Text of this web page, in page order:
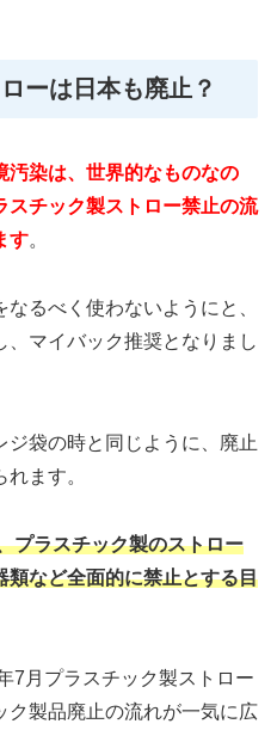
ーは日本も廃止？
汚染は、世界的なものなの
スチック製ストロー禁止の流
す。
るべく使わないようにと、
、マイバック推奨となりまし
袋の時と同じように、廃止
ます。
プラスチック製のストロー
類など全面的に禁止とする目
7月プラスチック製ストロー
ク製品廃止の流れが一気に広